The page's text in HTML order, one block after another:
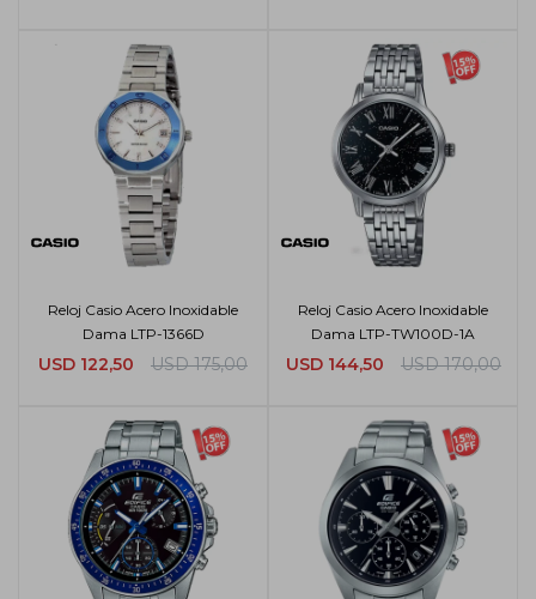
Reloj Casio Acero Inoxidable
Dama LTP-1366D
USD 122,50 USD 175,00
Reloj Casio Acero Inoxidable
Dama LTP-TW100D-1A
USD 144,50 USD 170,00